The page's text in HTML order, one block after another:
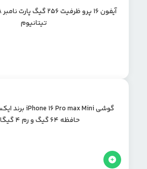
تیتانیوم
حافظه 64 گیگ و رم 4 گیگابایت